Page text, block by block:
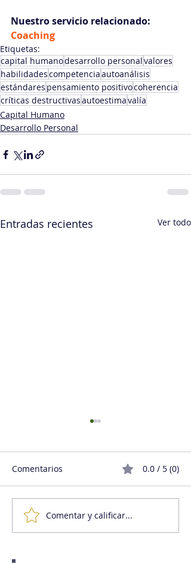
Nuestro servicio relacionado:
Coaching
Etiquetas:
capital humanodesarrollo personalvalores
habilidadescompetenciaautoanálisis
estándares pensamiento positivocoherencia
críticas destructivasautoestimavalía
Capital Humano
Desarrollo Personal
Entradas recientes Ver todo
La mejor manera de
crecer: hacerse
Comentarios 0.0 / 5 (0)
Comentar y calificar...